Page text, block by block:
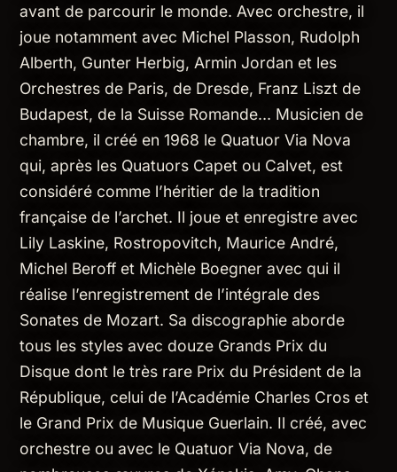
avant de parcourir le monde. Avec orchestre, il
joue notamment avec Michel Plasson, Rudolph
Alberth, Gunter Herbig, Armin Jordan et les
Orchestres de Paris, de Dresde, Franz Liszt de
Budapest, de la Suisse Romande… Musicien de
chambre, il créé en 1968 le Quatuor Via Nova
qui, après les Quatuors Capet ou Calvet, est
considéré comme l’héritier de la tradition
française de l’archet. Il joue et enregistre avec
Lily Laskine, Rostropovitch, Maurice André,
Michel Beroff et Michèle Boegner avec qui il
réalise l’enregistrement de l’intégrale des
Sonates de Mozart. Sa discographie aborde
tous les styles avec douze Grands Prix du
Disque dont le très rare Prix du Président de la
République, celui de l’Académie Charles Cros et
le Grand Prix de Musique Guerlain. Il créé, avec
orchestre ou avec le Quatuor Via Nova, de